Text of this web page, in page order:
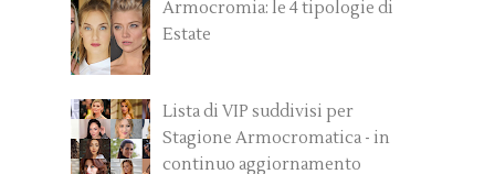
Armocromia: le 4 tipologie di
Estate
Lista di VIP suddivisi per
Stagione Armocromatica - in
continuo aggiornamento